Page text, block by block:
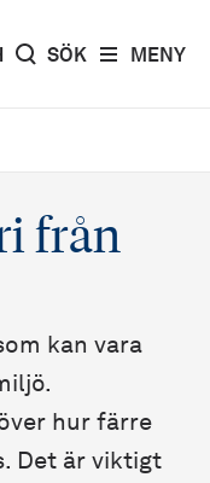
MENY
SÖK
från
kan vara
hur färre
Det är viktigt